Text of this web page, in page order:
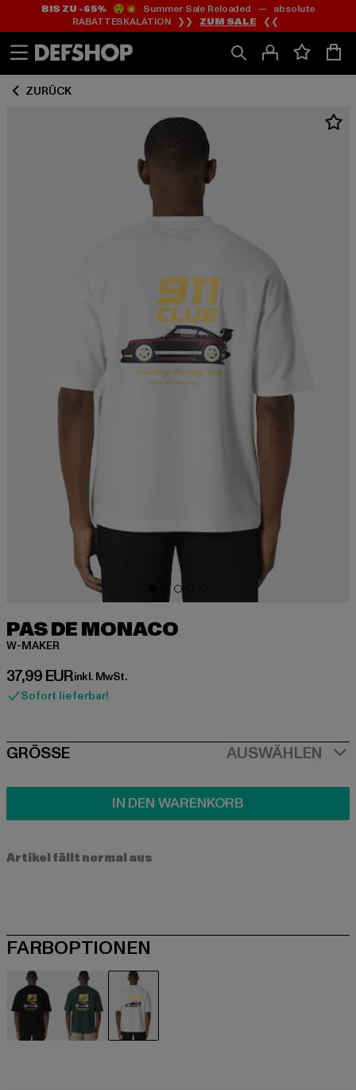
Zum
Inhalt
springen
Zum
Fußzeile
springen
BIS ZU -65%😲💥 Summer Sale Reloaded — absolute
RABATTESKALATION ❯❯ ZUM SALE ❮❮
ZURÜCK
PAS DE MONACO
W-MAKER
37,99 EUR
Derzeitiger Preis: 37,99 EUR
inkl. MwSt.
Sofort lieferbar!
SIZE
GRÖSSE AUSWÄHLEN
IN DEN WARENKORB
Artikel fällt normal aus
FARBOPTIONEN